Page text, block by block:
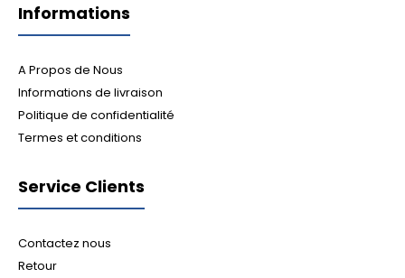
Informations
A Propos de Nous
Informations de livraison
Politique de confidentialité
Termes et conditions
Service Clients
Contactez nous
Retour